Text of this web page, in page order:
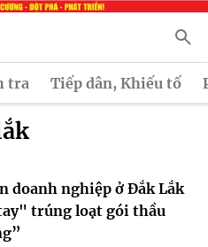
tra Tiếp dân, Khiếu tố
doanh nghiệp ở Đắk Lắk
trúng loạt gói thầu